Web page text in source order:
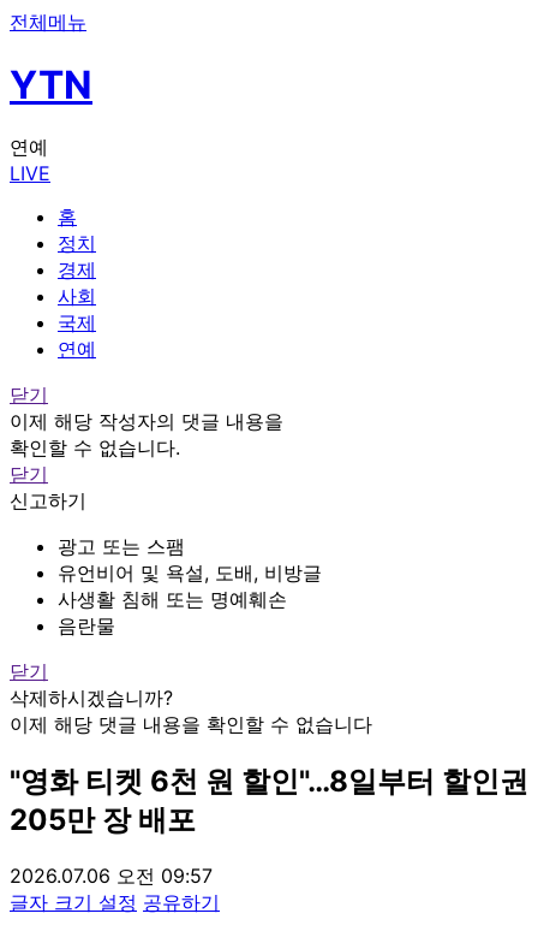
전체메뉴
YTN
연예
LIVE
홈
정치
경제
사회
국제
연예
닫기
이제 해당 작성자의 댓글 내용을
확인할 수 없습니다.
닫기
신고하기
광고 또는 스팸
유언비어 및 욕설, 도배, 비방글
사생활 침해 또는 명예훼손
음란물
닫기
삭제하시겠습니까?
이제 해당 댓글 내용을 확인할 수 없습니다
"영화 티켓 6천 원 할인"…8일부터 할인권
205만 장 배포
2026.07.06 오전 09:57
글자 크기 설정 공유하기